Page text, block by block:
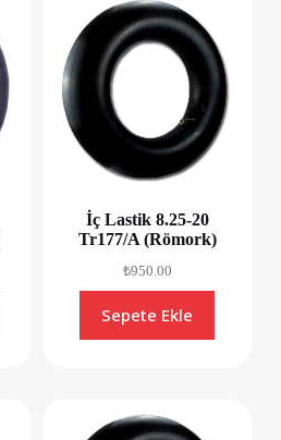
İç Lastik 8.25-20
Tr177/A (Römork)
₺950.00
Sepete Ekle